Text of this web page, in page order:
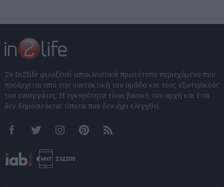
Το In2life φιλοξενεί αποκλειστικά πρωτότυπο περιεχόμενο που
προέρχεται από την συντακτική του ομάδα και τους εξωτερικούς
του συνεργάτες. Η εγκυρότητα είναι βασική του αρχή και έτσι
δεν δημοσιεύεται τίποτα που δεν έχει ελεγχθεί.
FacebookTwitter InstagramPinterestRSS feeds